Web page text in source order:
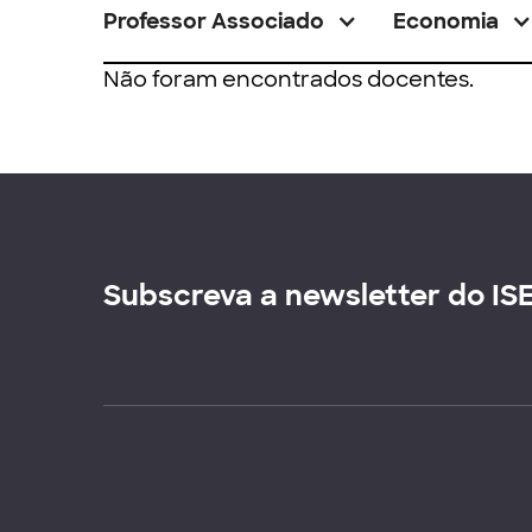
Professor Associado Economia
Não foram encontrados docentes.
Subscreva a newsletter do